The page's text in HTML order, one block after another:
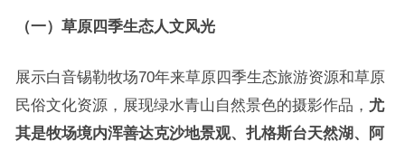
（一）草原四季生态人文风光
展示白音锡勒牧场70年来草原四季生态旅游资源和草原
民俗文化资源，展现绿水青山自然景色的摄影作品， 尤
其是牧场境内浑善达克沙地景观、扎格斯台天然湖、阿